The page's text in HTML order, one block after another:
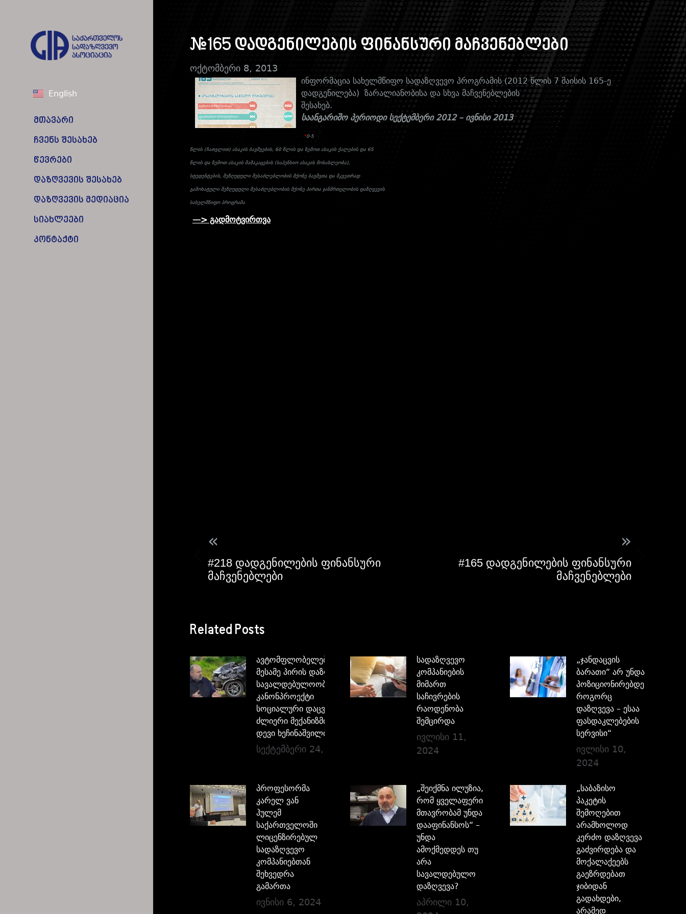
#165 დადგენილების ფინანსური მაჩვენებლები
ოქტომბერი 8, 2013
ინფორმაცია სახელმწიფო სადაზღვევო პროგრამის (2012 წლის 7 მაისის 165-ე
დადგენილება) ზარალიანობისა და სხვა მაჩვენებლების
შესახებ.
საანგარიშო პერიოდი სექტემბერი 2012 – ივნისი 2013
*0-5
წლის (ჩათვლით) ასაკის ბავშვების, 60 წლის და ზემოთ ასაკის ქალების და 65
წლის და ზემოთ ასაკის მამაკაცების (საპენსიო ასაკის მოსახლეობა),
სტუდენტების, შეზღუდული შესაძლებლობის მქონე ბავშვთა და მკვეთრად
გამოხატული შეზღუდული შესაძლებლობის მქონე პირთა ჯანმრთელობის დაზღვევის
სახელმწიფო პროგრამა
—> გადმოტვირთვა
«
#218 დადგენილების ფინანსური
მაჩვენებლები
»
#165 დადგენილების ფინანსური
მაჩვენებლები
Related Posts
ავტომფლობელებისათვის
მესამე პირის დაზღვევის
სავალდებულოობის
კანონპროექტი
სოციალური დაცვის
ძლიერი მექანიზმია –
დევი ხეჩინაშვილი
სექტემბერი 24, 2024
სადაზღვევო
კომპანიების
მიმართ
საჩივრების
რაოდენობა
შემცირდა
ივლისი 11,
2024
„ჯანდაცვის
ბარათი“ არ უნდა
პოზიციონირებდეს,
როგორც
დაზღვევა – ესაა
ფასდაკლებების
სერვისი“
ივლისი 10,
2024
პროფესორმა
კარელ ვან
ჰულემ
საქართველოში
ლიცენზირებულ
სადაზღვევო
კომპანიებთან
შეხვედრა
გამართა
ივნისი 6, 2024
„შეიქმნა ილუზია,
რომ ყველაფერი
მთავრობამ უნდა
დააფინანსოს“ –
უნდა
ამოქმედდეს თუ
არა
სავალდებულო
დაზღვევა?
აპრილი 10,
„საბაზისო
პაკეტის
შემოღებით
არამხოლოდ
კერძო დაზღვევა
გაძვირდება და
მოქალაქეებს
გაეზრდებათ
ჯიბიდან
გადახდები,
არამედ
English
მთავარი
ჩვენს შესახებ
წევრები
დაზღვევის შესახებ
დაზღვევის მედიაცია
სიახლეები
კონტაქტი